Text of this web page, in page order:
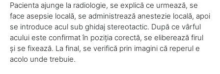
Pacienta ajunge la radiologie, se explică ce urmează, se
face asepsie locală, se administrează anestezie locală, apoi
se introduce acul sub ghidaj stereotactic. După ce vârful
acului este confirmat în poziția corectă, se eliberează firul
și se fixează. La final, se verifică prin imagini că reperul e
acolo unde trebuie.